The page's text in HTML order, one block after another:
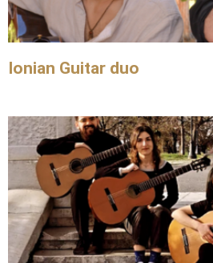
Ionian Guitar duo